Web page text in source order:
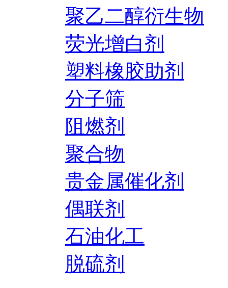
聚乙二醇衍生物
荧光增白剂
塑料橡胶助剂
分子筛
阻燃剂
聚合物
贵金属催化剂
偶联剂
石油化工
脱硫剂